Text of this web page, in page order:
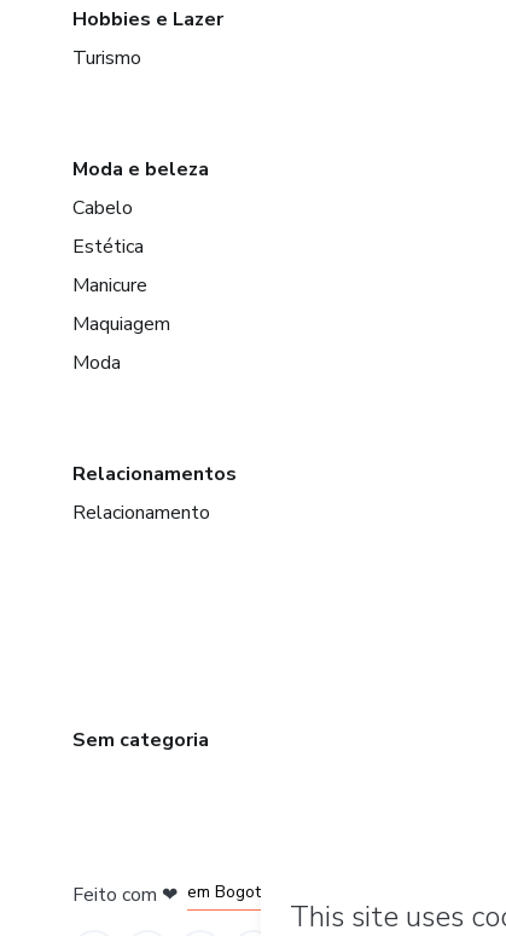
Hobbies e Lazer
Turismo
Moda e beleza
Cabelo
Estética
Manicure
Maquiagem
Moda
Relacionamentos
Relacionamento
Sem categoria
Feito com ❤
em Belo Horizonte
na Cidade do México
em Bogotá